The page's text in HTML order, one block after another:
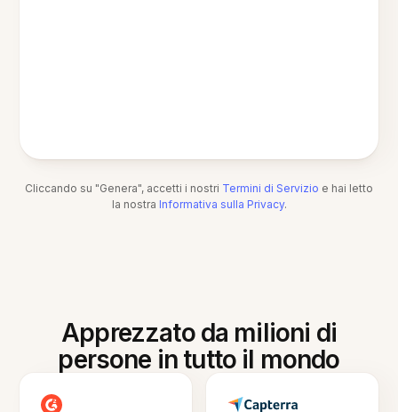
Cliccando su "Genera", accetti i nostri Termini di Servizio e hai letto
la nostra Informativa sulla Privacy.
Apprezzato da milioni di
persone in tutto il mondo